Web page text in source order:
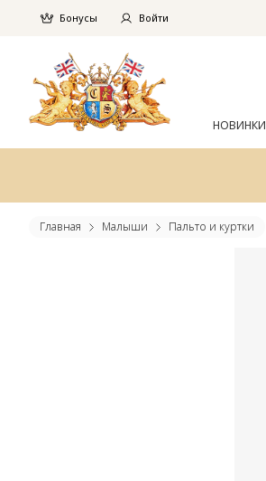
Бонусы Войти
НОВИНКИ
Главная Малыши Пальто и куртки